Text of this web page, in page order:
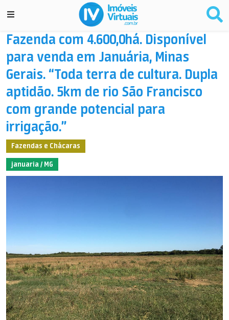
Fazenda com 4.600,0há. Disponível
para venda em Januária, Minas
Gerais. “Toda terra de cultura. Dupla
aptidão. 5km de rio São Francisco
com grande potencial para
irrigação.”
Fazendas e Chácaras
januaria / MG